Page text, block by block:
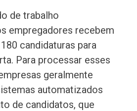
de trabalho
empregadores recebem
candidaturas para
Para processar esses
geralmente
automatizados
de candidatos, que